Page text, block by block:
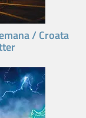
/ Croata